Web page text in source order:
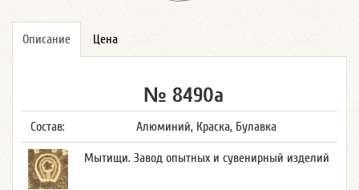
Описание Цена
№ 8490а
Состав: Алюминий, Краска, Булавка
Мытищи. Завод опытных и сувенирный изделий